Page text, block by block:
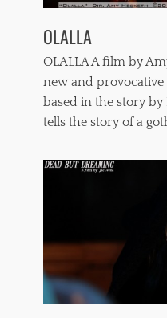
OLALLA
OLALLA A film by
new and
based in the story by
tells the story of a